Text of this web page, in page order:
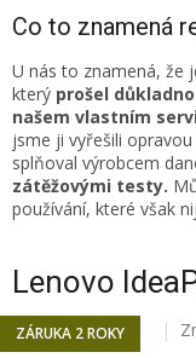
Co to znamená
U nás to znamená, že
který prošel
našem vlastním
jsme ji vyřešili
splňoval výrobcem
zátěžovými testy.
používání, které však
Lenovo
ZÁRUKA 2 ROKY